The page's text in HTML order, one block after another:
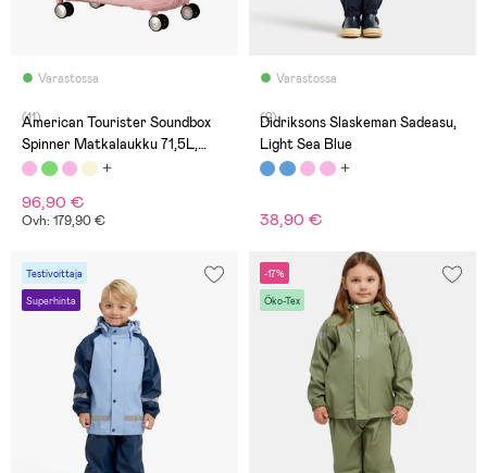
Varastossa
(11)
American Tourister Soundbox
Spinner Matkalaukku 71,5L,
Pastel Pink
96,90 €
Ovh: 179,90 €
Varastossa
(2)
Didriksons Slaskeman Sadeasu,
Light Sea Blue
38,90 €
Testivoittaja
Superhinta
-17%
Öko-Tex